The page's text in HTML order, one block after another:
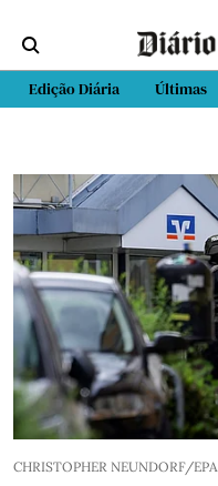
Edição Diária Últimas
CHRISTOPHER NEUNDORF/EPA